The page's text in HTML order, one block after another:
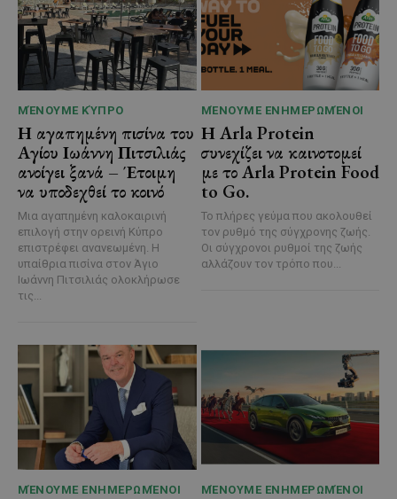
ΜΈΝΟΥΜΕ ΚΎΠΡΟ
Η αγαπημένη πισίνα του
Αγίου Ιωάννη Πιτσιλιάς
ανοίγει ξανά – Έτοιμη
να υποδεχθεί το κοινό
Μια αγαπημένη καλοκαιρινή
επιλογή στην ορεινή Κύπρο
επιστρέφει ανανεωμένη. Η
υπαίθρια πισίνα στον Άγιο
Ιωάννη Πιτσιλιάς ολοκλήρωσε
τις...
ΜΈΝΟΥΜΕ ΕΝΗΜΕΡΩΜΈΝΟΙ
Η Arla Protein
συνεχίζει να καινοτομεί
με το Arla Protein Food
to Go.
Το πλήρες γεύμα που ακολουθεί
τον ρυθμό της σύγχρονης ζωής.
Οι σύγχρονοι ρυθμοί της ζωής
αλλάζουν τον τρόπο που...
ΜΈΝΟΥΜΕ ΕΝΗΜΕΡΩΜΈΝΟΙ ΜΈΝΟΥΜΕ ΕΝΗΜΕΡΩΜΈΝΟΙ